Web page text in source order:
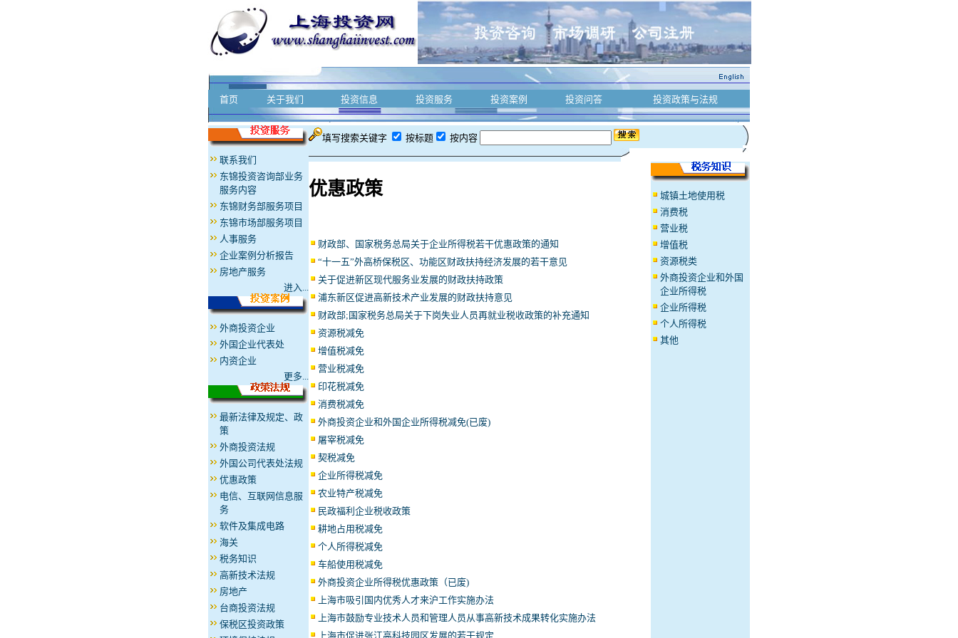
首页 关于我们 投资信息 投资服务 投资案例 投资问答 投资政策与法规
联系我们
东锦投资咨询部业务
服务内容
东锦财务部服务项目
东锦市场部服务项目
人事服务
企业案例分析报告
房地产服务
进入...
外商投资企业
外国企业代表处
内资企业
更多...
最新法律及规定、政
策
外商投资法规
外国公司代表处法规
优惠政策
电信、互联网信息服
务
软件及集成电路
海关
税务知识
高新技术法规
房地产
台商投资法规
保税区投资政策
填写搜索关键字 按标题 按内容
优惠政策
财政部、国家税务总局关于企业所得税若干优惠政策的通知
“十一五”外高桥保税区、功能区财政扶持经济发展的若干意见
关于促进新区现代服务业发展的财政扶持政策
浦东新区促进高新技术产业发展的财政扶持意见
财政部;国家税务总局关于下岗失业人员再就业税收政策的补充通知
资源税减免
增值税减免
营业税减免
印花税减免
消费税减免
外商投资企业和外国企业所得税减免(已废)
屠宰税减免
契税减免
企业所得税减免
农业特产税减免
民政福利企业税收政策
耕地占用税减免
个人所得税减免
车船使用税减免
外商投资企业所得税优惠政策（已废)
上海市吸引国内优秀人才来沪工作实施办法
上海市鼓励专业技术人员和管理人员从事高新技术成果转化实施办法
上海市促进张江高科技园区发展的若干规定
城镇土地使用税
消费税
营业税
增值税
资源税类
外商投资企业和外国
企业所得税
企业所得税
个人所得税
其他